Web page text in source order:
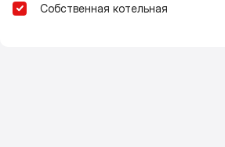
Собственная котельная